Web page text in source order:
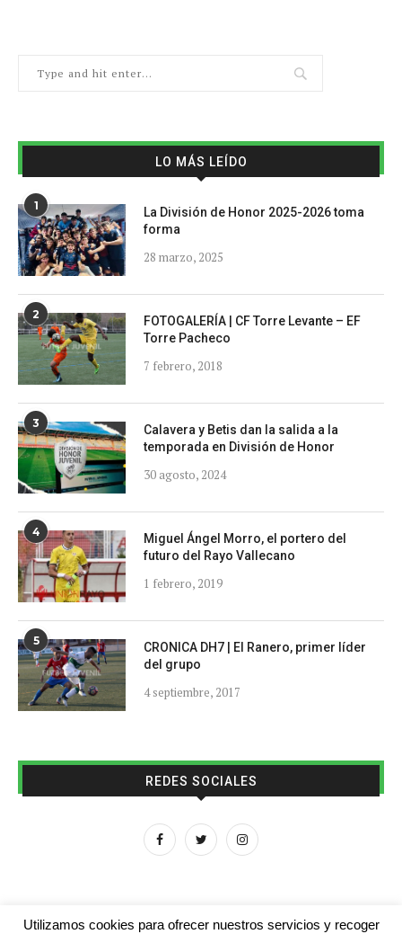
LO MÁS LEÍDO
1
La División de Honor 2025-2026 toma
forma
28 marzo, 2025
2
FOTOGALERÍA | CF Torre Levante – EF
Torre Pacheco
7 febrero, 2018
3
Calavera y Betis dan la salida a la
temporada en División de Honor
30 agosto, 2024
4
Miguel Ángel Morro, el portero del
futuro del Rayo Vallecano
1 febrero, 2019
5
CRONICA DH7 | El Ranero, primer líder
del grupo
4 septiembre, 2017
REDES SOCIALES
Utilizamos cookies para ofrecer nuestros servicios y recoger